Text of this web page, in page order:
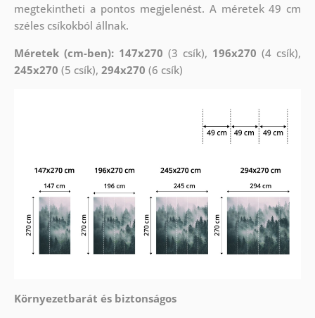
megtekintheti a pontos megjelenést. A méretek 49 cm
széles csíkokból állnak.
Méretek (cm-ben): 147x270 (3 csík), 196x270 (4 csík),
245x270 (5 csík), 294x270 (6 csík)
Környezetbarát és biztonságos